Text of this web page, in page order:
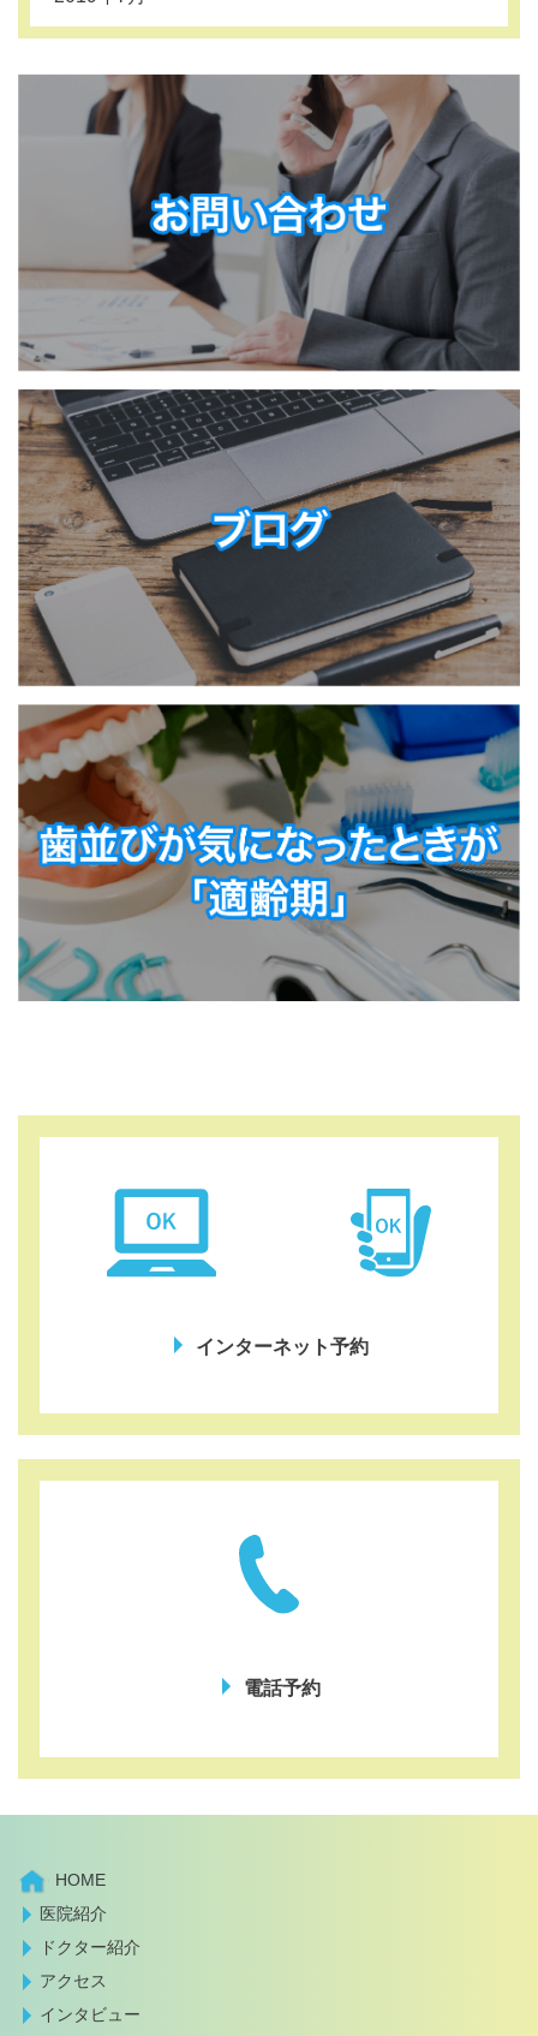
インターネット予約
電話予約
HOME
医院紹介
ドクター紹介
アクセス
インタビュー